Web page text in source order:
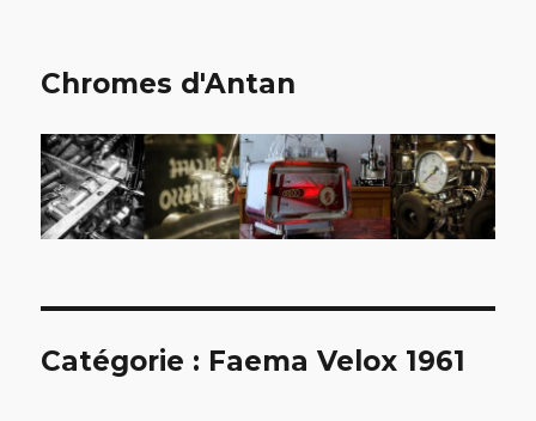
Chromes d'Antan
Catégorie : Faema Velox 1961